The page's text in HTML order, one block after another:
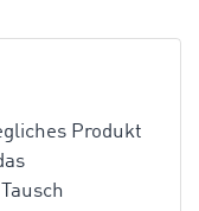
Produkt